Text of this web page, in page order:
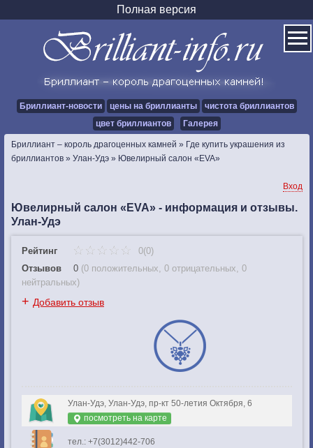
Полная версия
Бриллиант-новости цены на бриллианты
чистота бриллиантов
цвет бриллиантов
Галерея
Бриллиант – король драгоценных камней » Где купить украшения из
бриллиантов » Улан-Удэ » Ювелирный салон «EVA»
Вход
Ювелирный салон «EVA» - информация и отзывы.
Улан-Удэ
Рейтинг
0(0)
Отзывов
0 (0 положительных, 0 отрицательных, 0
нейтральных)
+ Добавить отзыв
Улан-Удэ, Улан-Удэ, пр-кт 50-летия Октября, 6
посмотреть на карте
тел.: +7(3012)442-706